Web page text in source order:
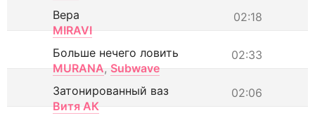
02:18
Вера
MIRAVI
02:33
Больше нечего ловить
MURANA, Subwave
02:06
Затонированный ваз
Витя АК